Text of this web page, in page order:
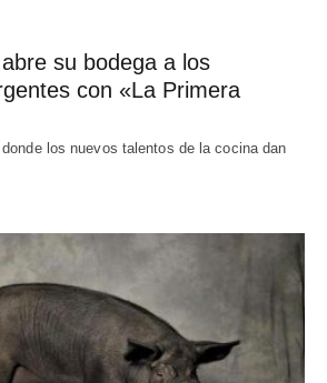
su bodega a los
con «La Primera
los nuevos talentos de la cocina dan